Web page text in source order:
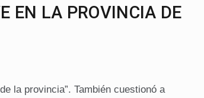
EN LA PROVINCIA DE
la provincia”. También cuestionó a